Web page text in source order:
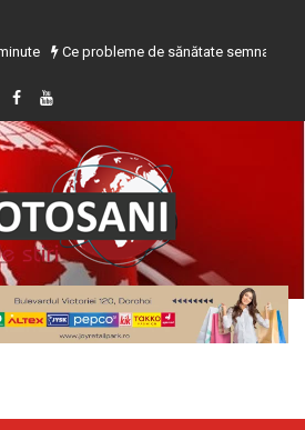
Ce probleme de sănătate semnalează